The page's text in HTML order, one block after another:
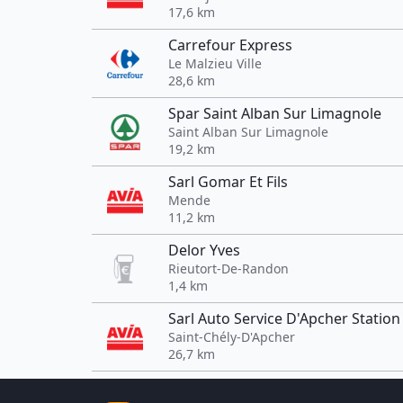
17,6 km
Carrefour Express
Le Malzieu Ville
28,6 km
Spar Saint Alban Sur Limagnole
Saint Alban Sur Limagnole
19,2 km
Sarl Gomar Et Fils
Mende
11,2 km
Delor Yves
Rieutort-De-Randon
1,4 km
Sarl Auto Service D'Apcher Station
Saint-Chély-D'Apcher
26,7 km